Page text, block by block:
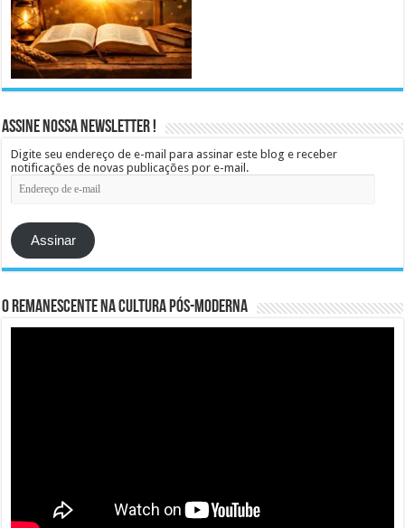
Assine Nossa Newsletter !
Digite seu endereço de e-mail para assinar este blog e receber
notificações de novas publicações por e-mail.
Endereço
de
mail
Assinar
O remanescente na cultura pós-moderna